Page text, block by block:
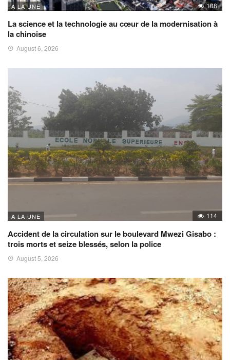
A LA UNE 108
La science et la technologie au cœur de la modernisation à
la chinoise
August 6, 2026
A LA UNE 114
Accident de la circulation sur le boulevard Mwezi Gisabo :
trois morts et seize blessés, selon la police
August 5, 2026